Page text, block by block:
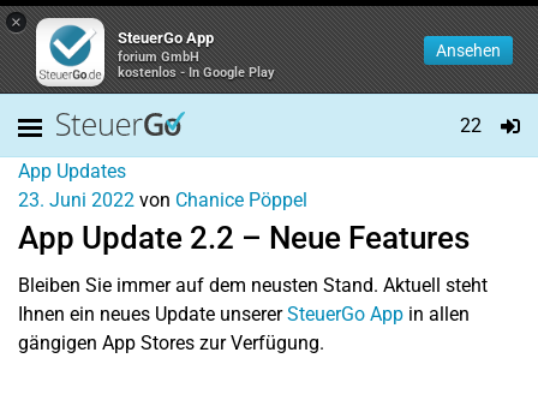
×
SteuerGo App
forium GmbH
kostenlos - In Google Play
Ansehen
22
App Updates
23. Juni 2022 von Chanice Pöppel
App Update 2.2 – Neue Features
Bleiben Sie immer auf dem neusten Stand. Aktuell steht
Ihnen ein neues Update unsererSteuerGo App in allen
gängigen App Stores zur Verfügung.